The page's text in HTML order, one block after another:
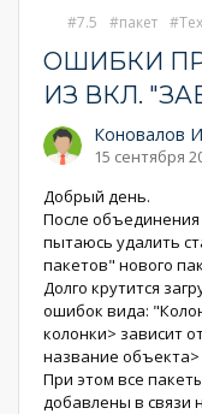
7.5 пакет
ОШИБКИ
ИЗ ВКЛ.
Коновалов
15 сентября
Добрый день.
После объединения
пытаюсь удалить
пакетов" нового
Долго крутится
ошибок вида:
колонки> зависит
название
При этом все
добавлены в связи